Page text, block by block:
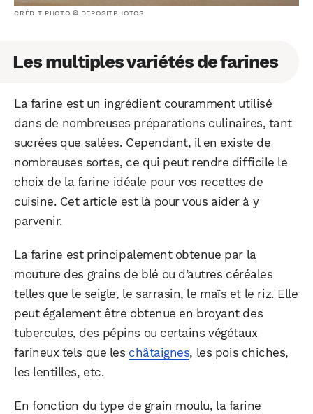
CRÉDIT PHOTO © DEPOSITPHOTOS
Les multiples variétés de farines
La farine est un ingrédient couramment utilisé
dans de nombreuses préparations culinaires, tant
sucrées que salées. Cependant, il en existe de
nombreuses sortes, ce qui peut rendre difficile le
choix de la farine idéale pour vos recettes de
cuisine. Cet article est là pour vous aider à y
parvenir.
La farine est principalement obtenue par la
mouture des grains de blé ou d’autres céréales
telles que le seigle, le sarrasin, le maïs et le riz. Elle
peut également être obtenue en broyant des
tubercules, des pépins ou certains végétaux
farineux tels que les châtaignes, les pois chiches,
les lentilles, etc.
En fonction du type de grain moulu, la farine